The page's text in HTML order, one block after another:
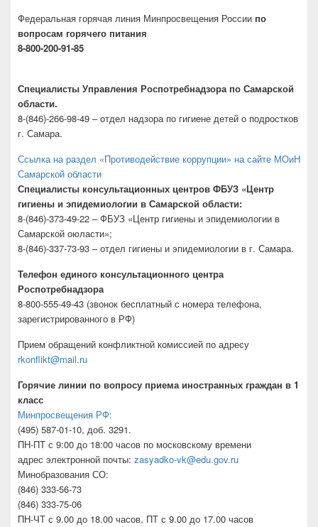
Федеральная горячая линия Минпросвещения России по
вопросам горячего питания
8-800-200-91-85
Специалисты Управления Роспотребнадзора по Самарской
области.
8-(846)-266-98-49 – отдел надзора по гигиене детей о подростков
г. Самара.
Ссылка на раздел «Противодействие коррупции» на сайте МОиН
Самарской области
Специалисты консультационных центров ФБУЗ «Центр
гигиены и эпидемиологии в Самарской области:
8-(846)-373-49-22 – ФБУЗ «Центр гигиены и эпидемиологии в
Самарской оюласти»;
8-(846)-337-73-93 – отдел гигиены и эпидемиологии в г. Самара.
Телефон единого консультационного центра
Роспотребнадзора
8-800-555-49-43 (звонок бесплатный с номера телефона,
зарегистрированного в РФ)
Прием обращений конфликтной комиссией по адресу
rkonflikt@mail.ru
Горячие линии по вопросу приема иностранных граждан в 1
класс
Минпросвещения РФ:
(495) 587-01-10, доб. 3291.
ПН-ПТ с 9:00 до 18:00 часов по московскому времени
адрес электронной почты: zasyadko-vk@edu.gov.ru
Минобразования СО:
(846) 333-56-73
(846) 333-75-06
ПН-ЧТ с 9.00 до 18.00 часов, ПТ с 9.00 до 17.00 часов